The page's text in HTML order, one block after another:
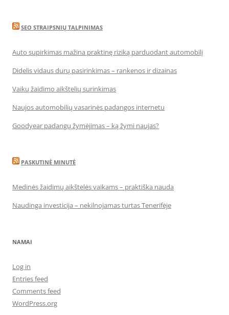
SEO STRAIPSNIŲ TALPINIMAS
Auto supirkimas mažina praktinę riziką parduodant automobilį
Didelis vidaus durų pasirinkimas – rankenos ir dizainas
Vaikų žaidimo aikštelių surinkimas
Naujos automobilių vasarinės padangos internetu
Goodyear padangų žymėjimas – ką žymi naujas?
PASKUTINĖ MINUTĖ
Medinės žaidimų aikštelės vaikams – praktiška nauda
Naudinga investicija – nekilnojamas turtas Tenerifėje
NAMAI
Log in
Entries feed
Comments feed
WordPress.org